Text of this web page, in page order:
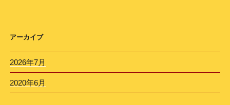
アーカイブ
2026年7月
2020年6月